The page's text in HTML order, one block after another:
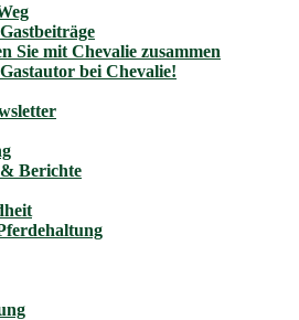
Sie mit Chevalie zusammen
bei Chevalie!
Berichte